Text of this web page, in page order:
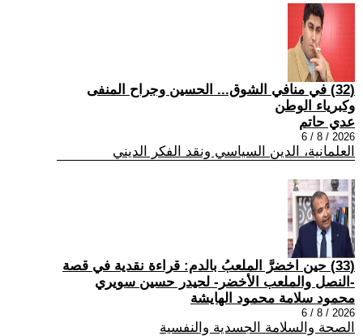
(32) في منافي الشوق... الحسين وجراح المنفى
وكبرياء الوطن
عدي حاتم
2026 / 8 / 6
العلمانية، الدين السياسي ونقد الفكر الديني
(33) حين اخضرَّ الملعبُ بالدم: قراءة نقدية في قصة
-النصل والملعب الأخضر- لحيدر حسين سويري
محمود سلامة محمود الهايشة
2026 / 8 / 6
الصحة والسلامة الجسدية والنفسية